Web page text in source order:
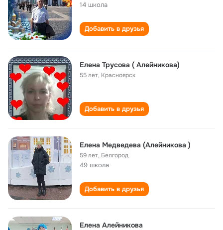
14 школа
Добавить в друзья
Елена Трусова ( Алейникова)
55 лет, Красноярск
Добавить в друзья
Елена Медведева (Алейникова )
59 лет, Белгород
49 школа
Добавить в друзья
Елена Алейникова